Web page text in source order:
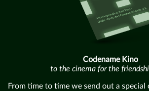
Codename Kino
to the cinema for the
From time to time we send out a special